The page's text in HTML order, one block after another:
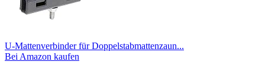
U-Mattenverbinder für Doppelstabmattenzaun...
Bei Amazon kaufen